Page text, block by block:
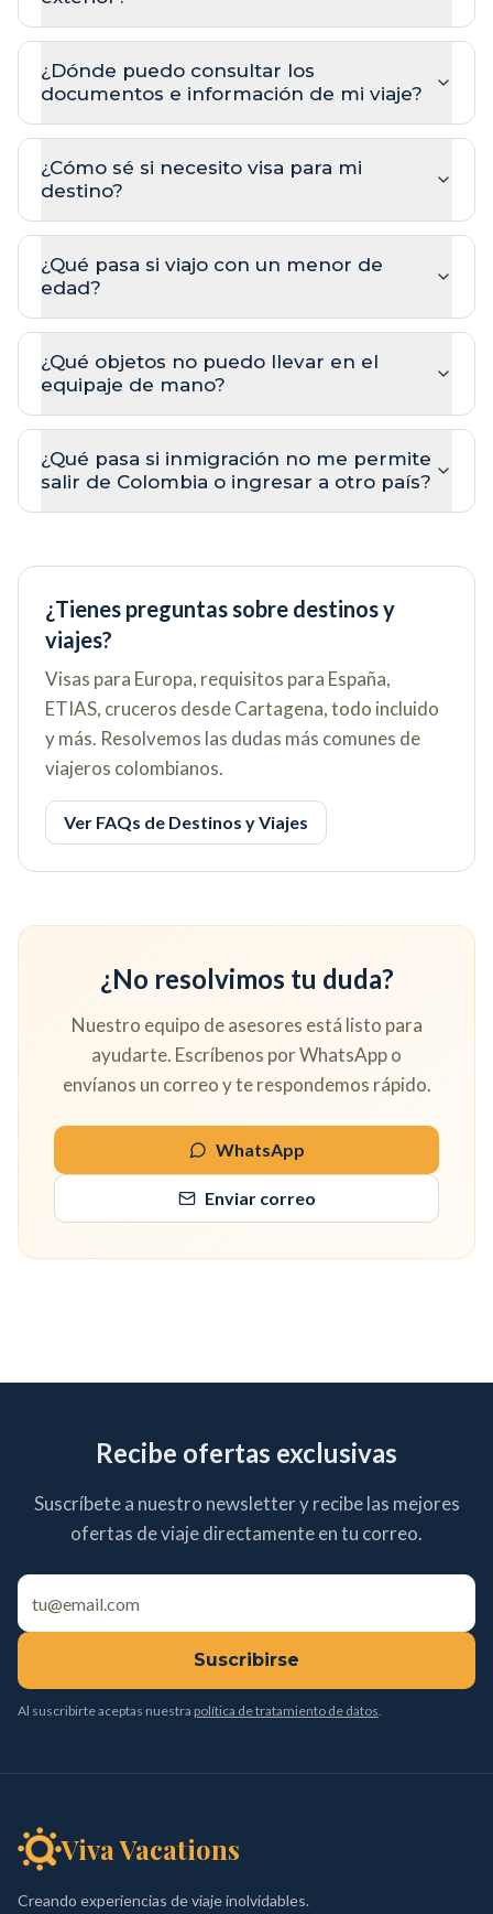
¿Dónde puedo consultar los
documentos e información de mi viaje?
¿Cómo sé si necesito visa para mi
destino?
¿Qué pasa si viajo con un menor de
edad?
¿Qué objetos no puedo llevar en el
equipaje de mano?
¿Qué pasa si inmigración no me permite
salir de Colombia o ingresar a otro país?
¿Tienes preguntas sobre destinos y
viajes?
Visas para Europa, requisitos para España,
ETIAS, cruceros desde Cartagena, todo incluido
y más. Resolvemos las dudas más comunes de
viajeros colombianos.
Ver FAQs de Destinos y Viajes
¿No resolvimos tu duda?
Nuestro equipo de asesores está listo para
ayudarte. Escríbenos por WhatsApp o
envíanos un correo y te respondemos rápido.
WhatsApp
Enviar correo
Recibe ofertas exclusivas
Suscríbete a nuestro newsletter y recibe las mejores
ofertas de viaje directamente en tu correo.
Suscribirse
Al suscribirte aceptas nuestra política de tratamiento de datos.
Viva Vacations
Creando experiencias de viaje inolvidables.